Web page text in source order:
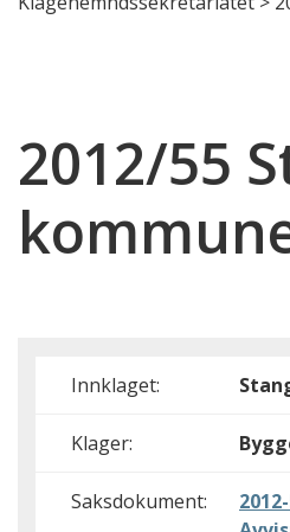
2012/55
Innklaget:
Klager:
Saksdokument: